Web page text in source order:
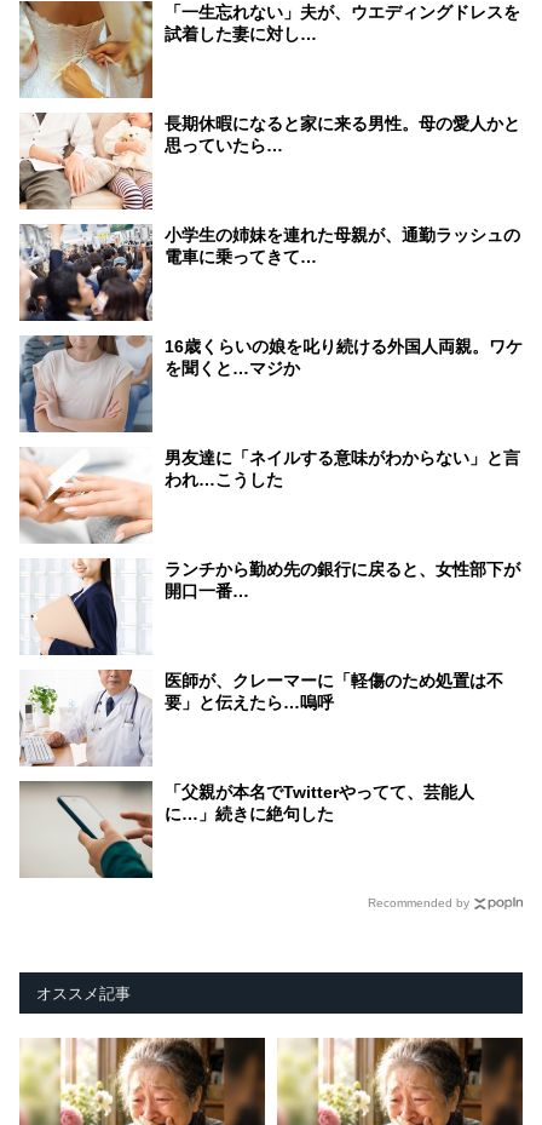
「一生忘れない」夫が、ウエディングドレスを
試着した妻に対し…
長期休暇になると家に来る男性。母の愛人かと
思っていたら…
小学生の姉妹を連れた母親が、通勤ラッシュの
電車に乗ってきて…
16歳くらいの娘を叱り続ける外国人両親。ワケ
を聞くと…マジか
男友達に「ネイルする意味がわからない」と言
われ…こうした
ランチから勤め先の銀行に戻ると、女性部下が
開口一番…
医師が、クレーマーに「軽傷のため処置は不
要」と伝えたら…嗚呼
「父親が本名でTwitterやってて、芸能人
に…」続きに絶句した
Recommended by
オススメ記事